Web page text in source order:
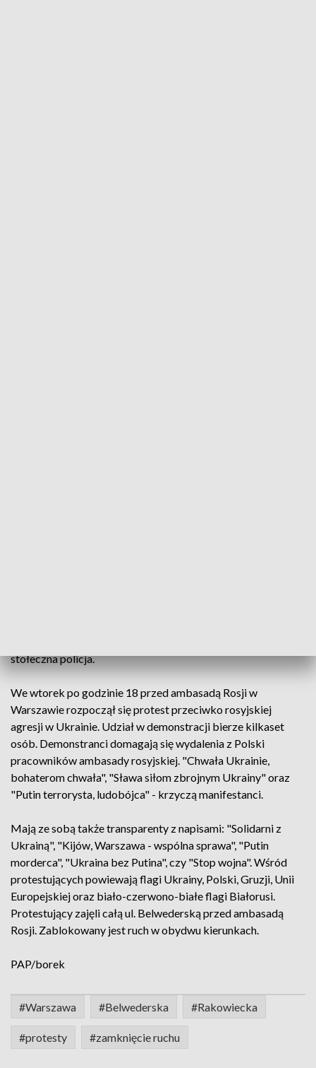
stołeczna policja.
We wtorek po godzinie 18 przed ambasadą Rosji w
Warszawie rozpoczął się protest przeciwko rosyjskiej
agresji w Ukrainie. Udział w demonstracji bierze kilkaset
osób. Demonstranci domagają się wydalenia z Polski
pracowników ambasady rosyjskiej. "Chwała Ukrainie,
bohaterom chwała", "Sława siłom zbrojnym Ukrainy" oraz
"Putin terrorysta, ludobójca" - krzyczą manifestanci.
Mają ze sobą także transparenty z napisami: "Solidarni z
Ukrainą", "Kijów, Warszawa - wspólna sprawa", "Putin
morderca", "Ukraina bez Putina", czy "Stop wojna". Wśród
protestujących powiewają flagi Ukrainy, Polski, Gruzji, Unii
Europejskiej oraz biało-czerwono-białe flagi Białorusi.
Protestujący zajęli całą ul. Belwederską przed ambasadą
Rosji. Zablokowany jest ruch w obydwu kierunkach.
PAP/borek
#Warszawa #Belwederska #Rakowiecka
#protesty #zamknięcie ruchu